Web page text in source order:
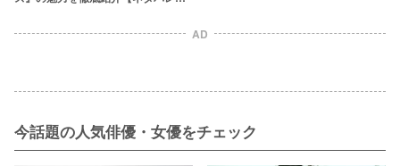
AD
今話題の人気俳優・女優をチェック